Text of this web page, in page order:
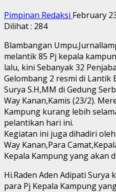
Pimpinan Redaksi February
Dilihat : 284
Blambangan
melantik 85 Pj kepala
lalu, kini Sebanyak 32
Gelombang 2 resmi di Lantik
Surya S.H,MM di Gedung
Way Kanan,Kamis (23/2).
Kampung kurang lebih
pelantikan hari ini.
Kegiatan ini juga dihadiri
Way Kanan,Para
Kepala Kampung yang akan
Hi.Raden Aden Adipati Surya
para Pj Kepala Kampung